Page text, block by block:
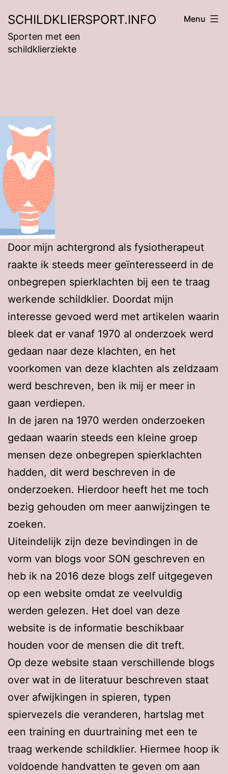
naar
de
SCHILDKLIERSPORT.INFO
Sporten met een
schildklierziekte
Menu
Door mijn achtergrond als fysiotherapeut
raakte ik steeds meer geïnteresseerd in de
onbegrepen spierklachten bij een te traag
werkende schildklier. Doordat mijn
interesse gevoed werd met artikelen waarin
bleek dat er vanaf 1970 al onderzoek werd
gedaan naar deze klachten, en het
voorkomen van deze klachten als zeldzaam
werd beschreven, ben ik mij er meer in
gaan verdiepen.
In de jaren na 1970 werden onderzoeken
gedaan waarin steeds een kleine groep
mensen deze onbegrepen spierklachten
hadden, dit werd beschreven in de
onderzoeken. Hierdoor heeft het me toch
bezig gehouden om meer aanwijzingen te
zoeken.
Uiteindelijk zijn deze bevindingen in de
vorm van blogs voor SON geschreven en
heb ik na 2016 deze blogs zelf uitgegeven
op een website omdat ze veelvuldig
werden gelezen. Het doel van deze
website is de informatie beschikbaar
houden voor de mensen die dit treft.
Op deze website staan verschillende blogs
over wat in de literatuur beschreven staat
over afwijkingen in spieren, typen
spiervezels die veranderen, hartslag met
een training en duurtraining met een te
traag werkende schildklier. Hiermee hoop ik
voldoende handvatten te geven om aan